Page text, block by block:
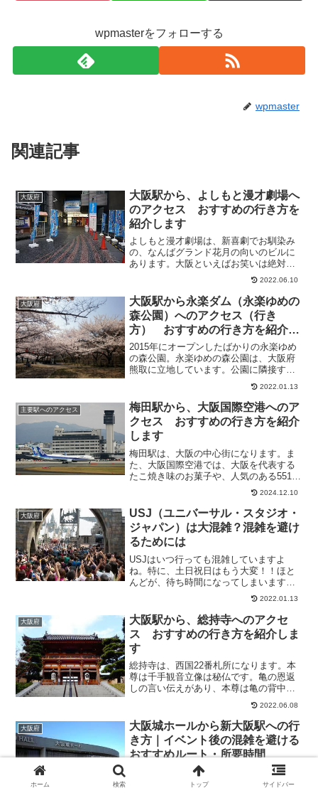
wpmasterをフォローする
wpmaster
関連記事
大阪府
大阪駅から、よしもと漫才劇場へ
のアクセス おすすめの行き方を
紹介します
よしもと漫才劇場は、新喜劇でお馴染み
の、なんばグランド花月の向いのビルに
あります。大阪といえばお笑いは絶対に
外せませんね。よしもと漫才劇場では、
フレッシュな若手芸人に笑わせてもらっ
てます。本場の吉本漫才を見れて大変満
足してます。笑いすぎて楽...
2022.06.10
大阪府
大阪駅から永楽ダム（永楽ゆめの
森公園）へのアクセス（行き
方） おすすめの行き方を紹介し
ます
2015年にオープンしたばかりの永楽ゆめ
の森公園。永楽ゆめの森公園は、大阪府
熊取に立地しています。公園に隣接する
永楽ダム周辺は、ハイキングコースにも
なっており、春には約1,000本の桜を眺め
ながら、散策を楽しむことができます。
大阪府内の桜の...
2022.01.13
主要駅へのアクセス
梅田駅から、大阪国際空港へのア
クセス おすすめの行き方を紹介
します
梅田駅は、大阪の中心街になります。ま
た、大阪国際空港では、大阪を代表する
たこ焼き味のお菓子や、人気のある551な
どの店舗があり、お土産を購入すること
ができます。そこで気になるのが、帰り
の方法ではないでしょうか。そこで今回
は、梅田駅から、大阪...
2024.12.10
大阪府
USJ（ユニバーサル・スタジオ・
ジャパン）は大混雑？混雑を避け
るためには
USJはいつ行っても混雑していますよ
ね。特に、土日祝日はもう大変！！ほと
んどが、待ち時間になってしまいます。
なかなかUSJに行けないような人や、１
日でアトラクションをたくさん楽しみた
い人には、これは何とかしたいですよ
ね。そこで、どうすれば混...
2022.01.13
大阪府
大阪駅から、総持寺へのアクセ
ス おすすめの行き方を紹介しま
す
総持寺は、西国22番札所になります。本
尊は千手観音立像は秘仏です。亀の恩返
しの言い伝えがあり、本尊は亀の背中に
乗っています。山門が立派で、池にはた
くさんの亀と鯉がいて、境内もキレイに
整備されており、雰囲気良かったです。
そこで今回は、大阪駅か...
2022.06.08
大阪府
大阪城ホールから新大阪駅への行
き方｜イベント後の混雑を避ける
おすすめルート・所要時間
大阪城ホールでイベント終了後、新大阪
駅へ向かう場合は、最寄り駅の大阪城公
ホーム 検索 トップ サイドバー